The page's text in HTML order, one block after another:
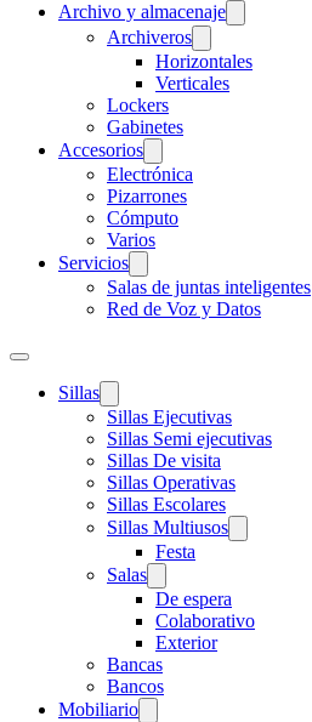
Archivo y almacenaje
Archiveros
Horizontales
Verticales
Lockers
Gabinetes
Accesorios
Electrónica
Pizarrones
Cómputo
Varios
Servicios
Salas de juntas inteligentes
Red de Voz y Datos
Sillas
Sillas Ejecutivas
Sillas Semi ejecutivas
Sillas De visita
Sillas Operativas
Sillas Escolares
Sillas Multiusos
Festa
Salas
De espera
Colaborativo
Exterior
Bancas
Bancos
Mobiliario